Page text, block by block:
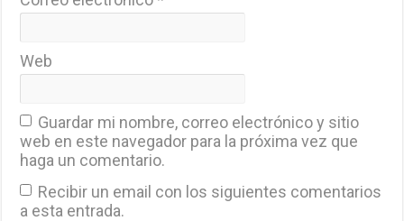
Web
Guardar mi nombre, correo electrónico y sitio
web en este navegador para la próxima vez que
haga un comentario.
Recibir un email con los siguientes comentarios
a esta entrada.